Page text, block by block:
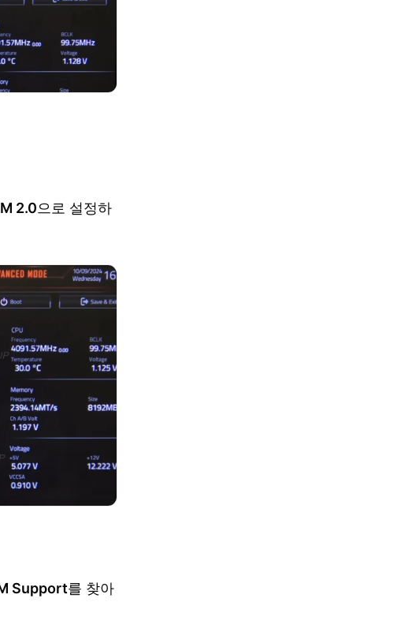
2.0으로 설정하
Support를 찾아